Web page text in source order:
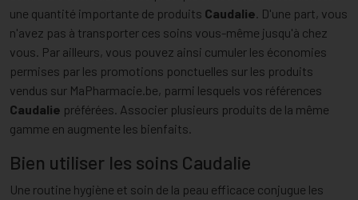
une quantité importante de produits Caudalie. D'une part, vous
n'avez pas à transporter ces soins vous-même jusqu'à chez
vous. Par ailleurs, vous pouvez ainsi cumuler les économies
permises par les promotions ponctuelles sur les produits
vendus sur MaPharmacie.be, parmi lesquels vos références
Caudalie préférées. Associer plusieurs produits de la même
gamme en augmente les bienfaits.
Bien utiliser les soins Caudalie
Une routine hygiène et soin de la peau efficace conjugue les